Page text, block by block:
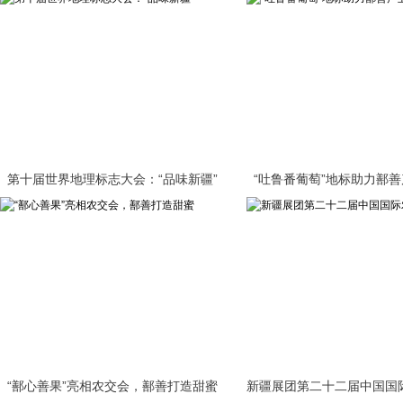
第十届世界地理标志大会：“品味新疆” “吐鲁番葡萄”地标助力鄯
“鄯心善果”亮相农交会，鄯善打造甜蜜